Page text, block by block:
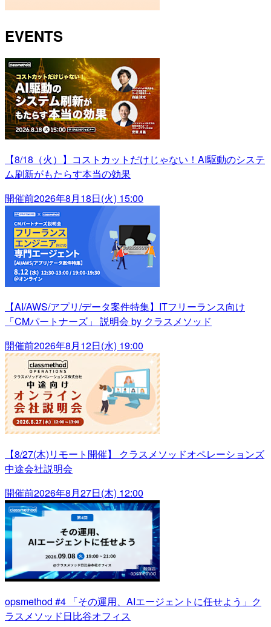
EVENTS
【8/18（火）】コストカットだけじゃない！AI駆動のシステ
ム刷新がもたらす本当の効果
開催前2026年8月18日(火) 15:00
【AI/AWS/アプリ/データ案件特集】ITフリーランス向け
「CMパートナーズ」 説明会 by クラスメソッド
開催前2026年8月12日(水) 19:00
【8/27(木)リモート開催】 クラスメソッドオペレーションズ
中途会社説明会
開催前2026年8月27日(木) 12:00
opsmethod #4 「その運用、AIエージェントに任せよう」ク
ラスメソッド日比谷オフィス